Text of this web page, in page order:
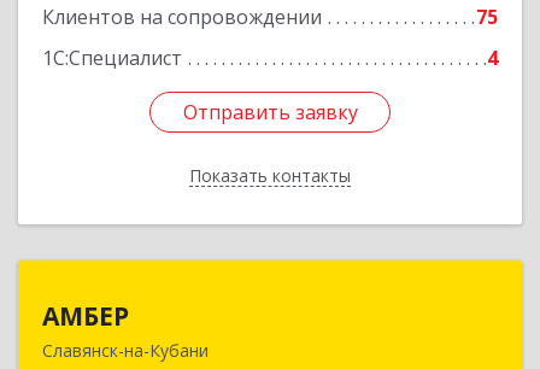
Клиентов на сопровождении
75
1С:Специалист
4
Отправить заявку
Показать контакты
Отправить заявку
Назад
АМБЕР
Славянск-на-Кубани
353562, Краснодарский край, Славянский р-н,